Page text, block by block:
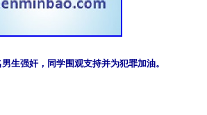
生强奸，同学围观支持并为犯罪加油。